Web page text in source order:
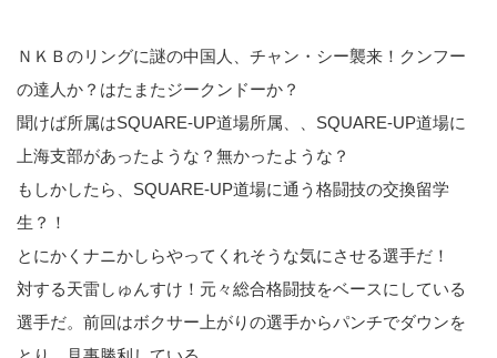
ＮＫＢのリングに謎の中国人、チャン・シー襲来！クンフー
の達人か？はたまたジークンドーか？
聞けば所属はSQUARE-UP道場所属、、SQUARE-UP道場に
上海支部があったような？無かったような？
もしかしたら、SQUARE-UP道場に通う格闘技の交換留学
生？！
とにかくナニかしらやってくれそうな気にさせる選手だ！
対する天雷しゅんすけ！元々総合格闘技をベースにしている
選手だ。前回はボクサー上がりの選手からパンチでダウンを